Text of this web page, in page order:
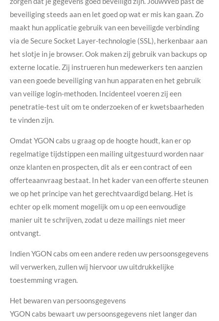
beveiliging steeds aan en let goed op wat er mis kan gaan. Zo
maakt hun applicatie gebruik van een beveiligde verbinding
via de Secure Socket Layer-technologie (SSL), herkenbaar aan
het slotje in je browser. Ook maken zij gebruik van backups op
externe locatie. Zij instrueren hun medewerkers ten aanzien
van een goede beveiliging van hun apparaten en het gebruik
van veilige login-methoden. Incidenteel voeren zij een
penetratie-test uit om te onderzoeken of er kwetsbaarheden
te vinden zijn.
Omdat YGON cabs u graag op de hoogte houdt, kan er op
regelmatige tijdstippen een mailing uitgestuurd worden naar
onze klanten en prospecten, dit als er een contract of een
offerteaanvraag bestaat. In het kader van een offerte steunen
we op het principe van het gerechtvaardigd belang. Het is
echter op elk moment mogelijk om u op een eenvoudige
manier uit te schrijven, zodat u deze mailings niet meer
ontvangt.
Indien YGON cabs om een andere reden uw persoonsgegevens
wil verwerken, zullen wij hiervoor uw uitdrukkelijke
toestemming vragen.
Het bewaren van persoonsgegevens
YGON cabs bewaart uw persoonsgegevens niet langer dan